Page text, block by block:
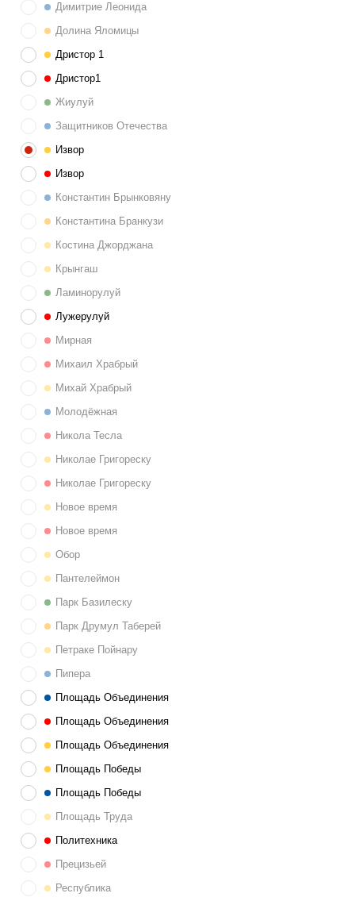
Димитрие Леонида
Долина Яломицы
Дристор 1
Дристор1
Жиулуй
Защитников Отечества
Извор
Извор
Константин Брынковяну
Константина Бранкузи
Костина Джорджана
Крынгаш
Ламинорулуй
Лужерулуй
Мирная
Михаил Храбрый
Михай Храбрый
Молодёжная
Никола Тесла
Николае Григореску
Николае Григореску
Новое время
Новое время
Обор
Пантелеймон
Парк Базилеску
Парк Друмул Таберей
Петраке Пойнару
Пипера
Площадь Объединения
Площадь Объединения
Площадь Объединения
Площадь Победы
Площадь Победы
Площадь Труда
Политехника
Прецизьей
Реcпублика